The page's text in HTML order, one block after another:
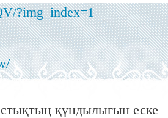
?img_index=1
құндылығын еске